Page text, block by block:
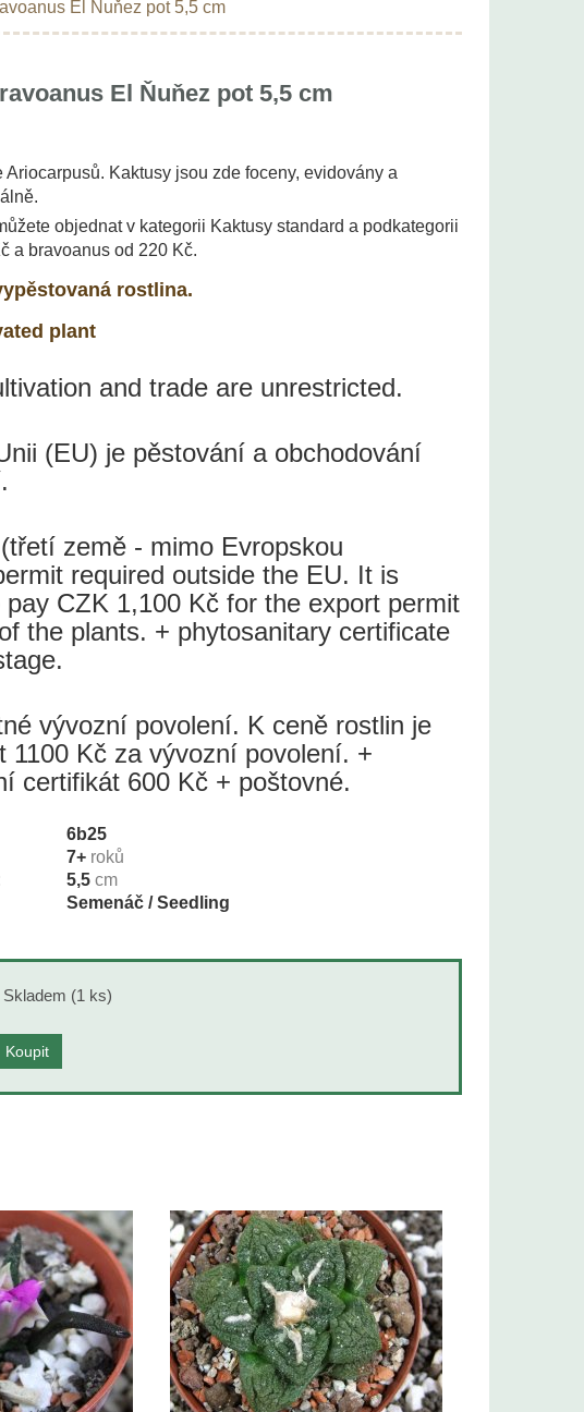
El Ňuňez pot 5,5 cm
El Ňuňez pot 5,5 cm
Ariocarpusů. Kaktusy jsou zde foceny, evidovány a
objednat v kategorii Kaktusy standard a podkategorii
a bravoanus od 220 Kč.
rostlina.
plant
and trade are unrestricted.
(EU) je pěstování a obchodování
země - mimo Evropskou
required outside the EU. It is
CZK 1,100 Kč for the export permit
the plants. + phytosanitary certificate
vývozní povolení. K ceně rostlin je
1100 Kč za vývozní povolení. +
certifikát 600 Kč + poštovné.
6b25
7+ roků
5,5 cm
Semenáč / Seedling
Skladem (1 ks)